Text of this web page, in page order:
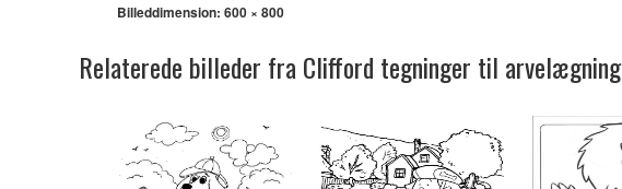
Billeddimension: 600 × 800
Relaterede billeder fra Clifford tegninger til arvelægning